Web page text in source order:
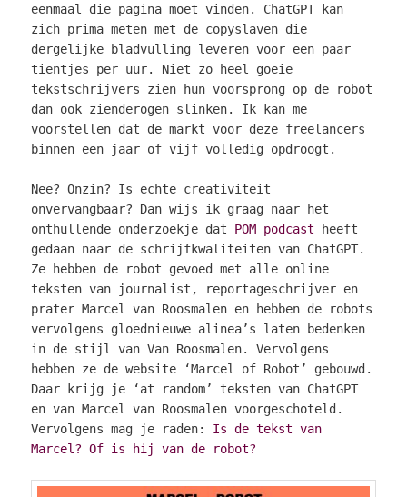
eenmaal die pagina moet vinden. ChatGPT kan
zich prima meten met de copyslaven die
dergelijke bladvulling leveren voor een paar
tientjes per uur. Niet zo heel goeie
tekstschrijvers zien hun voorsprong op de robot
dan ook zienderogen slinken. Ik kan me
voorstellen dat de markt voor deze freelancers
binnen een jaar of vijf volledig opdroogt.
Nee? Onzin? Is echte creativiteit
onvervangbaar? Dan wijs ik graag naar het
onthullende onderzoekje dat POM podcast heeft
gedaan naar de schrijfkwaliteiten van ChatGPT.
Ze hebben de robot gevoed met alle online
teksten van journalist, reportageschrijver en
prater Marcel van Roosmalen en hebben de robots
vervolgens gloednieuwe alinea’s laten bedenken
in de stijl van Van Roosmalen. Vervolgens
hebben ze de website ‘Marcel of Robot’ gebouwd.
Daar krijg je ‘at random’ teksten van ChatGPT
en van Marcel van Roosmalen voorgeschoteld.
Vervolgens mag je raden: Is de tekst van
Marcel? Of is hij van de robot?